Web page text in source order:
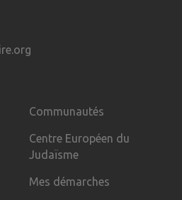
Communautés
Centre Européen du
Judaïsme
Mes démarches